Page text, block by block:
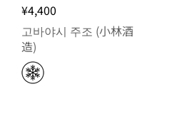
¥4,400
고바야시 주조 (小林酒
造)